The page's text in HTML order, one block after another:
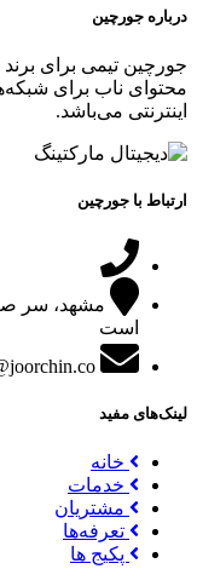
درباره جورچین
جورچین تیمی برای برند
محتوای ناب برای
اینترنتی می‌باشد.
ارتباط با جورچین
مشهد، سر صارمی ۶۰
است
لینک‌های مفید
خانه
خدمات
مشتریان
تعرفه‌ها
پکیج ها